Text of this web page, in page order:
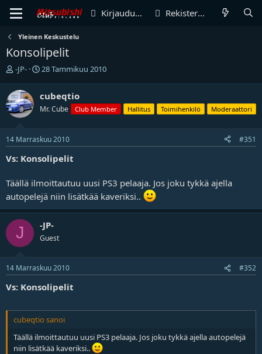
Kirjaudu sisään Rekisteröidy
Yleinen Keskustelu
Konsolipelit
V
e
s
t
i
k
e
j
n
a
o
t
t
a
a
-JP-
A
i
t
p
i
ä
m
ä
ä
r
ä
28 Tammikuu 2010
cubeqtio
Mr. Cube Club Member Hallitus Toimihenkilö Moderaattori
14 Marraskuu 2010 #351
Vs: Konsolipelit
Täällä ilmoittautuu uusi PS3 pelaaja. Jos joku tykkä ajella
autopelejä niin lisätkää kaveriksi..
J -JP-
Guest
14 Marraskuu 2010 #352
Vs: Konsolipelit
cubeqtio sanoi
Täällä ilmoittautuu uusi PS3 pelaaja. Jos joku tykkä ajella autopelejä
niin lisätkää kaveriksi..